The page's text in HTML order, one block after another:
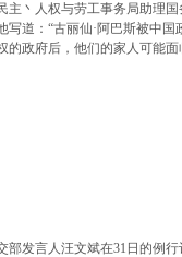
主丶人权与劳工事务局助理国
写道：“古丽仙·阿巴斯被中
的政府后，他们的家人可能面
部发言人汪文斌在31日的例